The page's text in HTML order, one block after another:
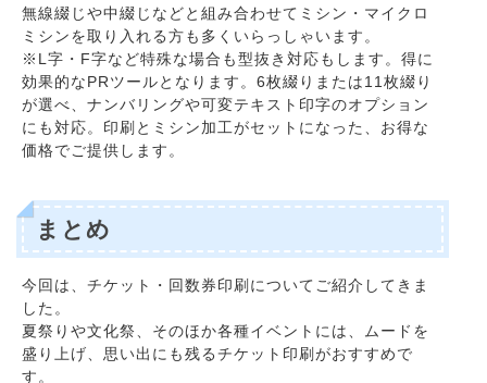
無線綴じや中綴じなどと組み合わせてミシン・マイクロ
ミシンを取り入れる方も多くいらっしゃいます。
※L字・F字など特殊な場合も型抜き対応もします。得に
効果的なPRツールとなります。6枚綴りまたは11枚綴り
が選べ、ナンバリングや可変テキスト印字のオプション
にも対応。印刷とミシン加工がセットになった、お得な
価格でご提供します。
まとめ
今回は、チケット・回数券印刷についてご紹介してきま
した。
夏祭りや文化祭、そのほか各種イベントには、ムードを
盛り上げ、思い出にも残るチケット印刷がおすすめで
す。